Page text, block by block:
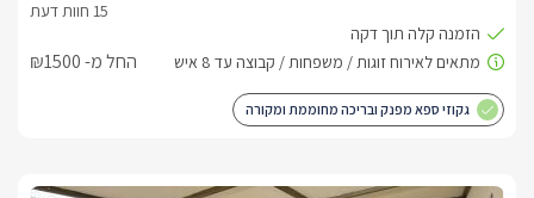
החל מ- ₪1500
גקוזי ספא מפנק ובריכה מחוממת ומקורה